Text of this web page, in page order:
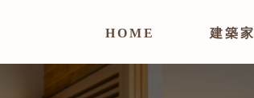
HOME 建築家